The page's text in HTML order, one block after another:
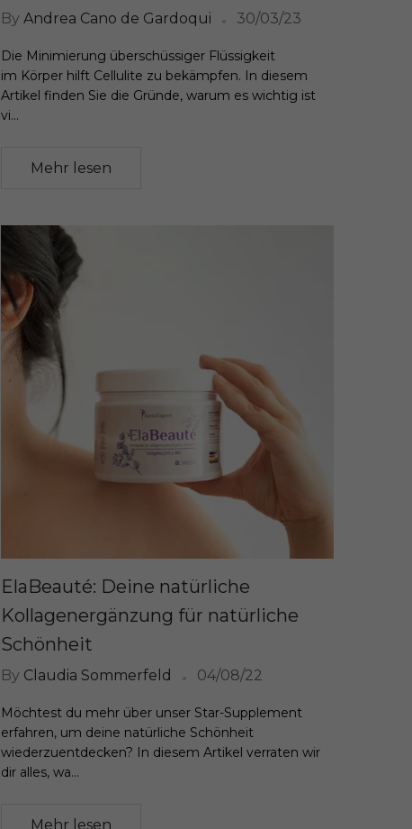
By Andrea Cano de Gardoqui 30/03/23
Die Minimierung überschüssiger Flüssigkeit
im Körper hilft Cellulite zu bekämpfen. In diesem
Artikel finden Sie die Gründe, warum es wichtig ist
vi...
Mehr lesen
ElaBeauté: Deine natürliche
Kollagenergänzung für natürliche
Schönheit
By Claudia Sommerfeld 04/08/22
Möchtest du mehr über unser Star-Supplement
erfahren, um deine natürliche Schönheit
wiederzuentdecken? In diesem Artikel verraten wir
dir alles, wa...
Mehr lesen